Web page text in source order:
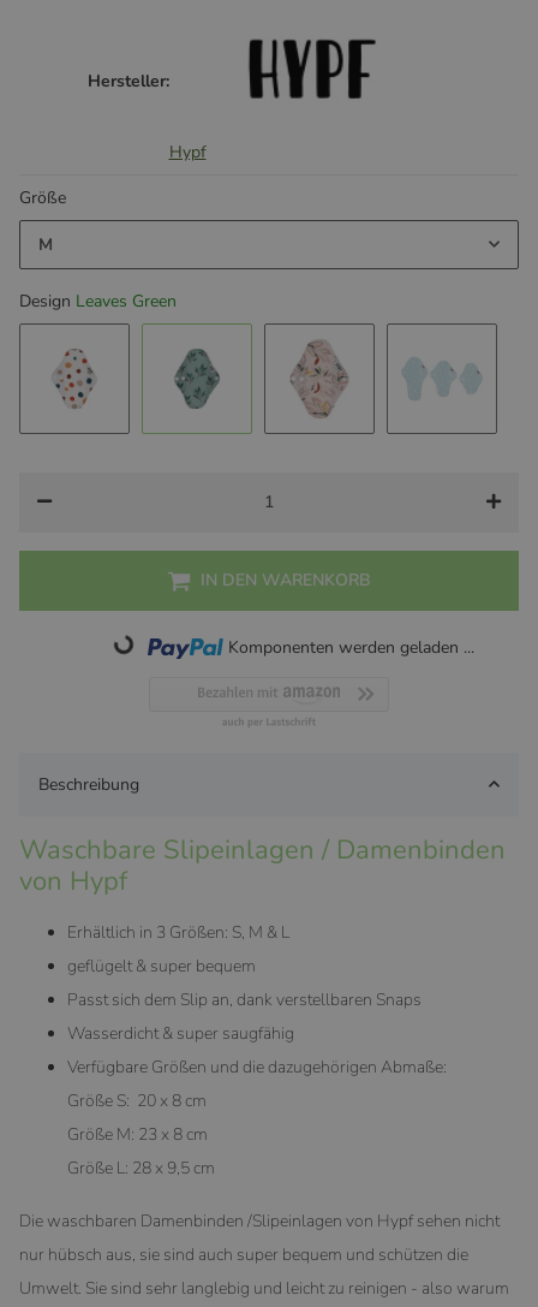
Hersteller:
Hypf
Größe
M
Design Leaves Green
IN DEN WARENKORB
Loading... Komponenten werden geladen ...
Beschreibung
Waschbare Slipeinlagen / Damenbinden
von Hypf
Erhältlich in 3 Größen: S, M & L
geflügelt & super bequem
Passt sich dem Slip an, dank verstellbaren Snaps
Wasserdicht & super saugfähig
Verfügbare Größen und die dazugehörigen Abmaße:
Größe S: 20 x 8 cm
Größe M: 23 x 8 cm
Größe L: 28 x 9,5 cm
Die waschbaren Damenbinden /Slipeinlagen von Hypf sehen nicht
nur hübsch aus, sie sind auch super bequem und schützen die
Umwelt. Sie sind sehr langlebig und leicht zu reinigen - also warum